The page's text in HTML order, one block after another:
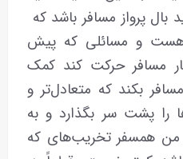
بال پرواز مسافر باشد که
و مسائلی که پیش
مسافر حرکت کند کمک
بکند که متعادل‌تر و
پشت سر بگذارد و به
من همسفر تخریب‌های که